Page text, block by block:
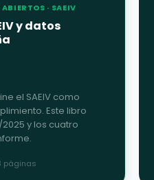
· SAEIV
y datos
el SAEIV como
Este libro
y los cuatro
páginas